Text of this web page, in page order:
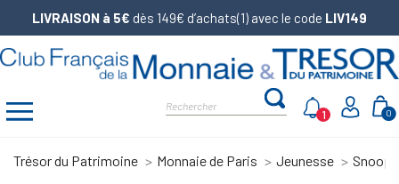
LIVRAISON à 5€ dès 149€ d’achats(1) avec le code LIV149
0
1
Trésor du Patrimoine Monnaie de Paris Jeunesse